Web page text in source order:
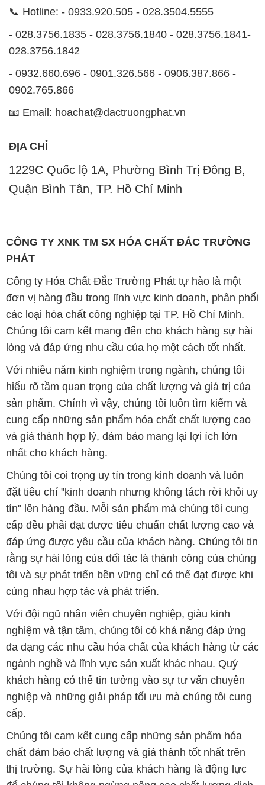
📞 Hotline: - 0933.920.505 - 028.3504.5555
- 028.3756.1835 - 028.3756.1840 - 028.3756.1841-
028.3756.1842
- 0932.660.696 - 0901.326.566 - 0906.387.866 -
0902.765.866
📧 Email: hoachat@dactruongphat.vn
ĐỊA CHỈ
1229C Quốc lộ 1A, Phường Bình Trị Đông B,
Quận Bình Tân, TP. Hồ Chí Minh
CÔNG TY XNK TM SX HÓA CHẤT ĐẮC TRƯỜNG
PHÁT
Công ty Hóa Chất Đắc Trường Phát tự hào là một
đơn vị hàng đầu trong lĩnh vực kinh doanh, phân phối
các loại hóa chất công nghiệp tại TP. Hồ Chí Minh.
Chúng tôi cam kết mang đến cho khách hàng sự hài
lòng và đáp ứng nhu cầu của họ một cách tốt nhất.
Với nhiều năm kinh nghiệm trong ngành, chúng tôi
hiểu rõ tầm quan trọng của chất lượng và giá trị của
sản phẩm. Chính vì vậy, chúng tôi luôn tìm kiếm và
cung cấp những sản phẩm hóa chất chất lượng cao
và giá thành hợp lý, đảm bảo mang lại lợi ích lớn
nhất cho khách hàng.
Chúng tôi coi trọng uy tín trong kinh doanh và luôn
đặt tiêu chí "kinh doanh nhưng không tách rời khỏi uy
tín" lên hàng đầu. Mỗi sản phẩm mà chúng tôi cung
cấp đều phải đạt được tiêu chuẩn chất lượng cao và
đáp ứng được yêu cầu của khách hàng. Chúng tôi tin
rằng sự hài lòng của đối tác là thành công của chúng
tôi và sự phát triển bền vững chỉ có thể đạt được khi
cùng nhau hợp tác và phát triển.
Với đội ngũ nhân viên chuyên nghiệp, giàu kinh
nghiệm và tận tâm, chúng tôi có khả năng đáp ứng
đa dạng các nhu cầu hóa chất của khách hàng từ các
ngành nghề và lĩnh vực sản xuất khác nhau. Quý
khách hàng có thể tin tưởng vào sự tư vấn chuyên
nghiệp và những giải pháp tối ưu mà chúng tôi cung
cấp.
Chúng tôi cam kết cung cấp những sản phẩm hóa
chất đảm bảo chất lượng và giá thành tốt nhất trên
thị trường. Sự hài lòng của khách hàng là động lực